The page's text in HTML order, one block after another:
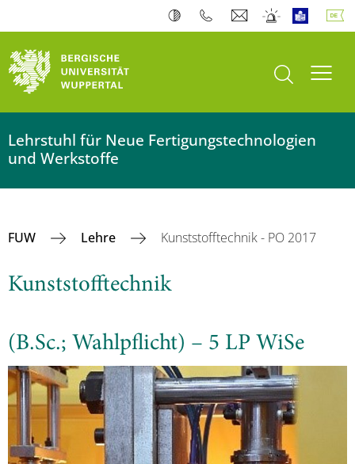
Suche öffnen
Lehrstuhl für Neue Fertigungstechnologien
und Werkstoffe
FUW Lehre Kunststofftechnik - PO 2017
Kunststofftechnik
(B.Sc.; Wahlpflicht) – 5 LP WiSe